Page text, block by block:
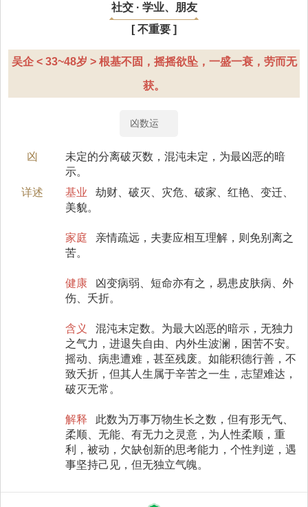
社交 · 学业、朋友
[ 不重要 ]
吴企 < 33~48岁 > 根基不固，摇摇欲坠，一盛一衰，劳而无
获。
凶数运
凶
未定的分离破灭数，混沌未定，为最凶恶的暗
示。
详述
基业
劫财、破灭、灾危、破家、红艳、变迁、
美貌。
家庭
亲情疏远，夫妻应相互理解，则免别离之
苦。
健康
凶变病弱、短命亦有之，易患皮肤病、外
伤、夭折。
含义
混沌末定数。为最大凶恶的暗示，无独力
之气力，进退失自由、内外生波澜，困苦不安。
摇动、病患遭难，甚至残废。如能积德行善，不
致夭折，但其人生属于辛苦之一生，志望难达，
破灭无常。
解释
此数为万事万物生长之数，但有形无气、
柔顺、无能、有无力之灵意，为人性柔顺，重
利，被动，欠缺创新的思考能力，个性判逆，遇
事坚持己见，但无独立气魄。